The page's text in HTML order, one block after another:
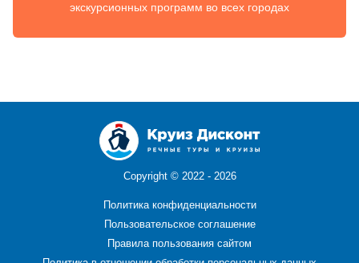
экскурсионных программ во всех городах
Copyright © 2022 - 2026
Политика конфиденциальности
Пользовательское соглашение
Правила пользования сайтом